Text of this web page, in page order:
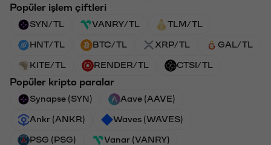
Popüler işlem çiftleri
SYN/TL VANRY/TL TLM/TL
HNT/TL BTC/TL XRP/TL GAL/TL
KITE/TL RENDER/TL CTSI/TL
Popüler kripto paralar
Synapse (SYN) Aave (AAVE)
Ankr (ANKR) Waves (WAVES)
PSG (PSG) Vanar (VANRY)